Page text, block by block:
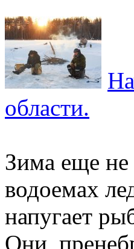
области.
Зима еще не
водоемах
напугает
Они,